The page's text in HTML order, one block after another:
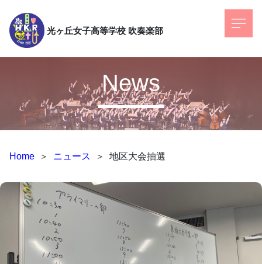
光ヶ丘女子高等学校 吹奏楽部
ニュース
News
Home ＞ ニュース ＞ 地区大会抽選